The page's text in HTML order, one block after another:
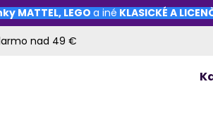
MATTEL, LEGO a iné KLASICKÉ A
nad 49 €